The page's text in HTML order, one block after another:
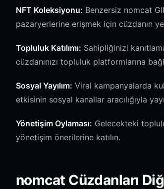
NFT Koleksiyonu: Benzersiz nomcat
pazaryerlerine erişmek için cüzdanın
Topluluk Katılımı: Sahipliğinizi
cüzdanınızı topluluk platformlarına
Sosyal Yayılım: Viral kampanyalarda
etkisinin sosyal kanallar aracılığıyla
Yönetişim Oylaması: Gelecekteki
yönetişim önerilerine katılın.
nomcat Cüzdanları